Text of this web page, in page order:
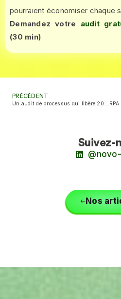
pourraient économiser chaque
Demandez votre audit
(30 min)
PRÉCÉDENT
Un audit de processus qui libère 20h de votre temps
Suivez-
Nos